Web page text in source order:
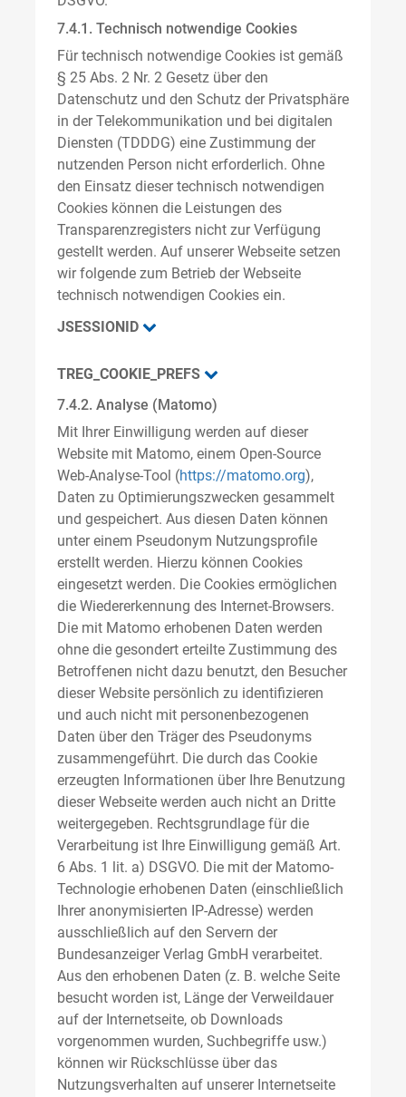
7.4.1. Technisch notwendige Cookies
Für technisch notwendige Cookies ist gemäß
§ 25 Abs. 2 Nr. 2 Gesetz über den
Datenschutz und den Schutz der Privatsphäre
in der Telekommunikation und bei digitalen
Diensten (TDDDG) eine Zustimmung der
nutzenden Person nicht erforderlich. Ohne
den Einsatz dieser technisch notwendigen
Cookies können die Leistungen des
Transparenzregisters nicht zur Verfügung
gestellt werden. Auf unserer Webseite setzen
wir folgende zum Betrieb der Webseite
technisch notwendigen Cookies ein.
JSESSIONID
TREG_COOKIE_PREFS
7.4.2. Analyse (Matomo)
Mit Ihrer Einwilligung werden auf dieser
Website mit Matomo, einem Open-Source
Web-Analyse-Tool (https://matomo.org),
Daten zu Optimierungszwecken gesammelt
und gespeichert. Aus diesen Daten können
unter einem Pseudonym Nutzungsprofile
erstellt werden. Hierzu können Cookies
eingesetzt werden. Die Cookies ermöglichen
die Wiedererkennung des Internet-Browsers.
Die mit Matomo erhobenen Daten werden
ohne die gesondert erteilte Zustimmung des
Betroffenen nicht dazu benutzt, den Besucher
dieser Website persönlich zu identifizieren
und auch nicht mit personenbezogenen
Daten über den Träger des Pseudonyms
zusammengeführt. Die durch das Cookie
erzeugten Informationen über Ihre Benutzung
dieser Webseite werden auch nicht an Dritte
weitergegeben. Rechtsgrundlage für die
Verarbeitung ist Ihre Einwilligung gemäß Art.
6 Abs. 1 lit. a) DSGVO. Die mit der Matomo-
Technologie erhobenen Daten (einschließlich
Ihrer anonymisierten IP-Adresse) werden
ausschließlich auf den Servern der
Bundesanzeiger Verlag GmbH verarbeitet.
Aus den erhobenen Daten (z. B. welche Seite
besucht worden ist, Länge der Verweildauer
auf der Internetseite, ob Downloads
vorgenommen wurden, Suchbegriffe usw.)
können wir Rückschlüsse über das
Nutzungsverhalten auf unserer Internetseite